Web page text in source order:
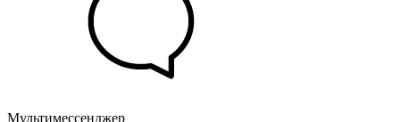
Мультимессенджер